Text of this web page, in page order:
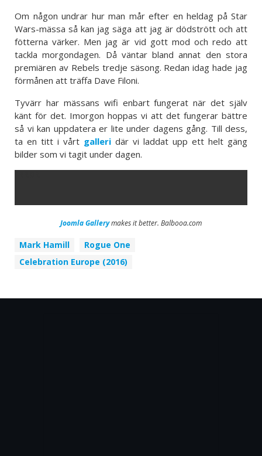
Om någon undrar hur man mår efter en heldag på Star
Wars-mässa så kan jag säga att jag är dödstrött och att
fötterna värker. Men jag är vid gott mod och redo att
tackla morgondagen. Då väntar bland annat den stora
premiären av Rebels tredje säsong. Redan idag hade jag
förmånen att träffa Dave Filoni.
Tyvärr har mässans wifi enbart fungerat när det själv
känt för det. Imorgon hoppas vi att det fungerar bättre
så vi kan uppdatera er lite under dagens gång. Till dess,
ta en titt i vårt galleri där vi laddat upp ett helt gäng
bilder som vi tagit under dagen.
Joomla Gallerymakes it better. Balbooa.com
Mark Hamill
Rogue One
Celebration Europe (2016)